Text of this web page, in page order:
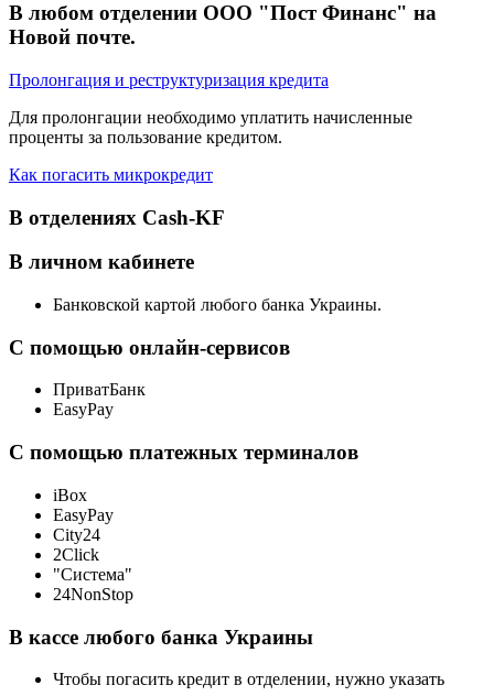
В любом отделении ООО "Пост Финанс" на
Новой почте.
Пролонгация и реструктуризация кредита
Для пролонгации необходимо уплатить начисленные
проценты за пользование кредитом.
Как погасить микрокредит
В отделениях Cash-KF
В личном кабинете
Банковской картой любого банка Украины.
С помощью онлайн-сервисов
ПриватБанк
EasyPay
С помощью платежных терминалов
iBox
EasyPay
City24
2Click
"Система"
24NonStop
В кассе любого банка Украины
Чтобы погасить кредит в отделении, нужно указать